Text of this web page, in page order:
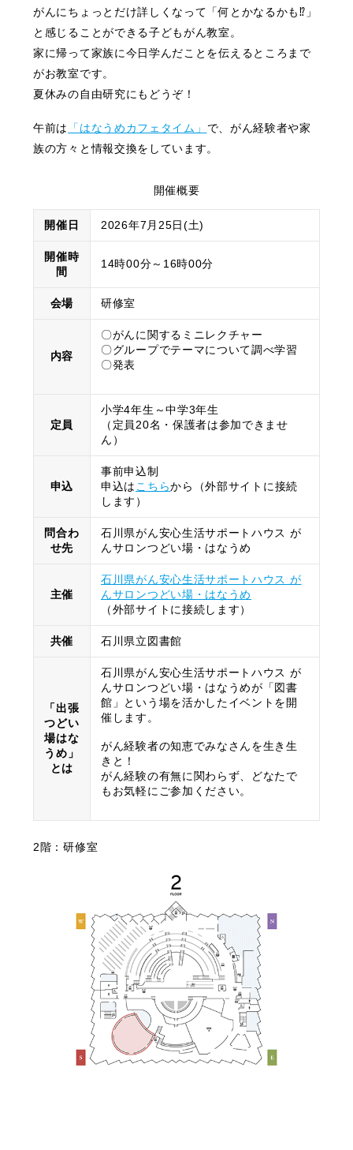
がんにちょっとだけ詳しくなって「何とかなるかも⁉」
と感じることができる子どもがん教室。
家に帰って家族に今日学んだことを伝えるところまで
がお教室です。
夏休みの自由研究にもどうぞ！
午前は 「はなうめカフェタイム」 で、がん経験者や家
族の方々と情報交換をしています。
開催概要
開催日 2026年7月25日(土)
開催時
間
14時00分～16時00分
会場 研修室
内容
〇がんに関するミニレクチャー
〇グループでテーマについて調べ学習
〇発表
定員
小学4年生～中学3年生
（定員20名・保護者は参加できませ
ん）
申込
事前申込制
申込は こちらから（外部サイトに接続
します）
問合わ
せ先
石川県がん安心生活サポートハウス が
んサロンつどい場・はなうめ
主催
石川県がん安心生活サポートハウス が
んサロンつどい場・はなうめ
（外部サイトに接続します）
共催 石川県立図書館
「出張
つどい
場はな
うめ」
とは
石川県がん安心生活サポートハウス が
んサロンつどい場・はなうめが「図書
館」という場を活かしたイベントを開
催します。
がん経験者の知恵でみなさんを生き生
きと！
がん経験の有無に関わらず、どなたで
もお気軽にご参加ください。
2階：研修室